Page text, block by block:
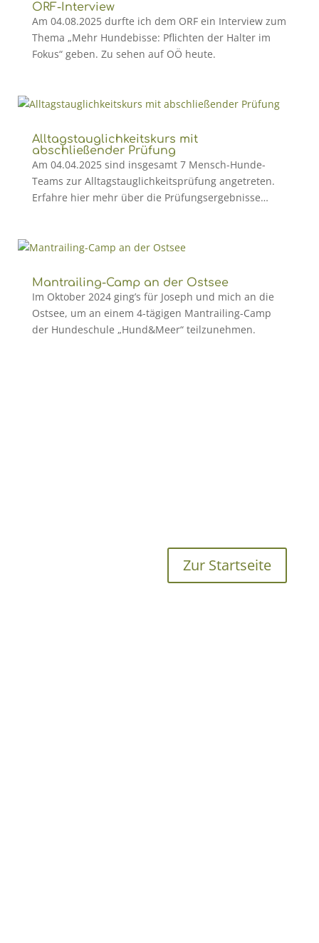
ORF-Interview
Am 04.08.2025 durfte ich dem ORF ein Interview zum
Thema „Mehr Hundebisse: Pflichten der Halter im
Fokus“ geben. Zu sehen auf OÖ heute.
Alltagstauglichkeitskurs mit
abschließender Prüfung
Am 04.04.2025 sind insgesamt 7 Mensch-Hunde-
Teams zur Alltagstauglichkeitsprüfung angetreten.
Erfahre hier mehr über die Prüfungsergebnisse…
Mantrailing-Camp an der Ostsee
Im Oktober 2024 ging’s für Joseph und mich an die
Ostsee, um an einem 4-tägigen Mantrailing-Camp
der Hundeschule „Hund&Meer“ teilzunehmen.
Zur Startseite